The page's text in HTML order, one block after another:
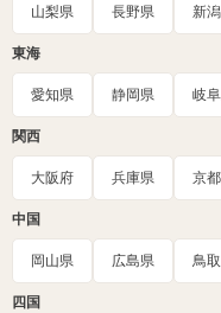
山梨県 長野県 新
東海
愛知県 静岡県 岐
関西
大阪府 兵庫県 京
中国
岡山県 広島県 鳥
四国